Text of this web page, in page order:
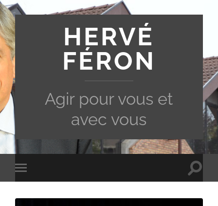
HERVÉ
FÉRON
Agir pour vous et
avec vous
Toggle
mobile
Toggle